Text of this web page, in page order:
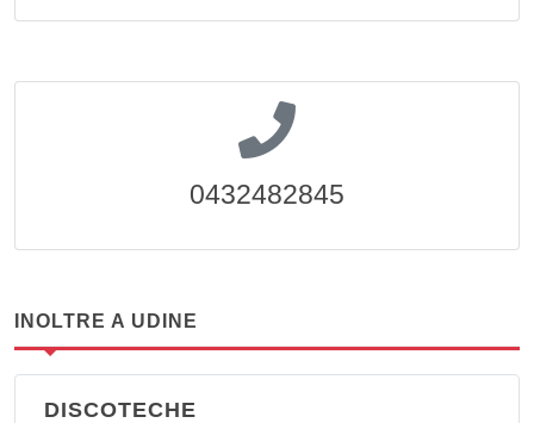
0432482845
INOLTRE A UDINE
DISCOTECHE